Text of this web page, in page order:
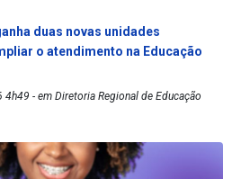
duas novas unidades
o atendimento na Educação
- em Diretoria Regional de Educação